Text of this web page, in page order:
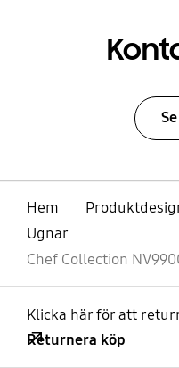
Hem
Ugnar
Chef Collection
Klicka här för att
Returnera köp